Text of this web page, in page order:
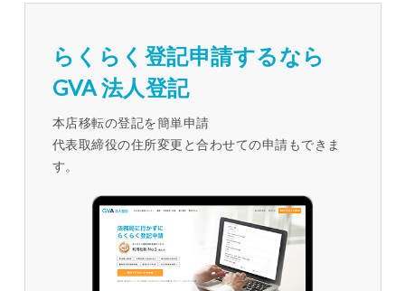
らくらく登記申請するなら
GVA 法人登記
本店移転の登記を簡単申請
代表取締役の住所変更と合わせての申請もできま
す。